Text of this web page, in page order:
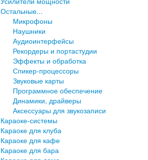
Остальные...
Микрофоны
Наушники
Аудиоинтерфейсы
Рекордеры и портастудии
Эффекты и обработка
Спикер-процессоры
Звуковые карты
Программное обеспечение
Динамики, драйверы
Аксессуары для звукозаписи
Караоке-системы
Караоке для клуба
Караоке для кафе
Караоке для бара